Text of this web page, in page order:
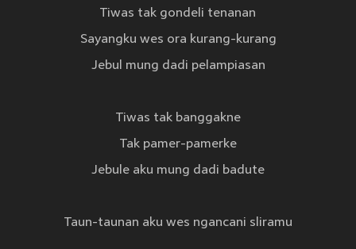
Tiwas tak gondeli tenanan
Sayangku wes ora kurang-kurang
Jebul mung dadi pelampiasan
Tiwas tak banggakne
Tak pamer-pamerke
Jebule aku mung dadi badute
Taun-taunan aku wes ngancani sliramu